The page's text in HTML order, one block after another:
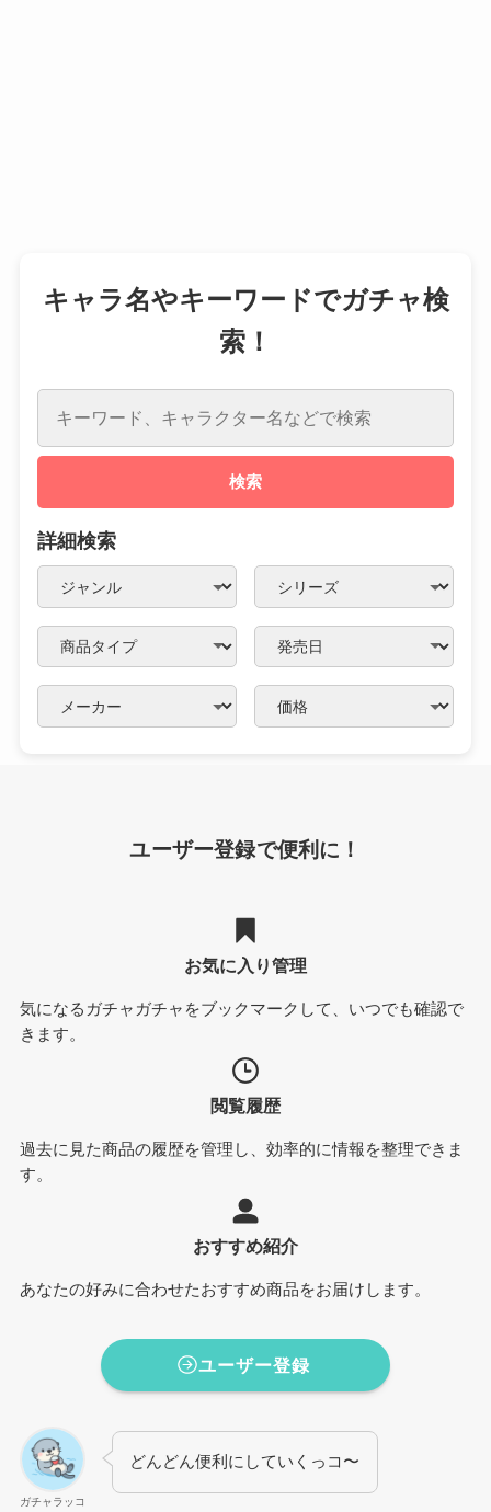
キャラ名やキーワードでガチャ検
索！
検索
詳細検索
ユーザー登録で便利に！
お気に入り管理
気になるガチャガチャをブックマークして、いつでも確認で
きます。
閲覧履歴
過去に見た商品の履歴を管理し、効率的に情報を整理できま
す。
おすすめ紹介
あなたの好みに合わせたおすすめ商品をお届けします。
ユーザー登録
ガチャラッコ
どんどん便利にしていくっコ〜